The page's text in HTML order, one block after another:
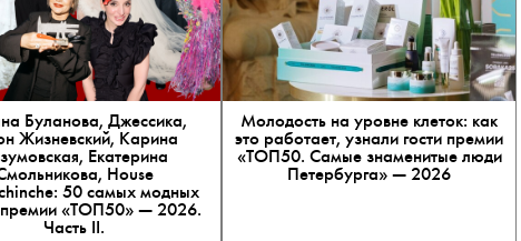
Буланова, Джессика,
Жизневский, Карина
Екатерина
House
50 самых модных
премии «ТОП50» — 2026.
Часть II.
Молодость на уровне клеток: как
это работает, узнали гости премии
«ТОП50. Самые знаменитые люди
Петербурга» — 2026